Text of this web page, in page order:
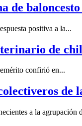
de
positiva a la...
de
confirió en...
de
a la agrupación